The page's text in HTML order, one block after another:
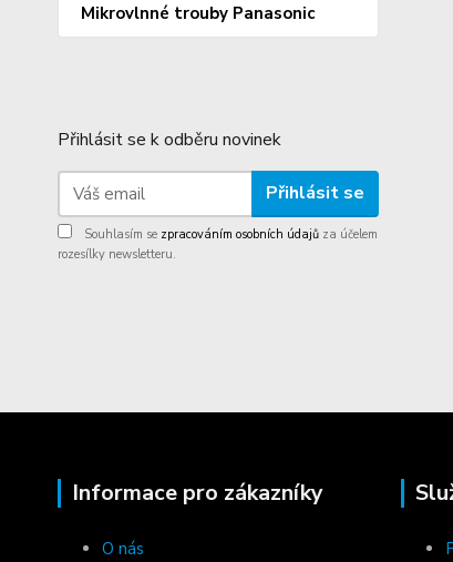
Mikrovlnné trouby Panasonic
Přihlásit se k odběru novinek
Přihlásit se
Souhlasím se zpracováním osobních údajů za účelem
rozesílky newsletteru.
Informace pro zákazníky
O nás